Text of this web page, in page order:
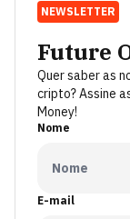
NEWSLETTER
Future
Quer saber as
cripto? Assine
Money!
Nome
E-mail